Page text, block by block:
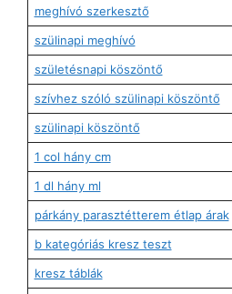
meghívó szerkesztő
szülinapi meghívó
születésnapi köszöntő
szívhez szóló szülinapi köszöntő
szülinapi köszöntő
1 col hány cm
1 dl hány ml
párkány parasztétterem étlap árak
b kategóriás kresz teszt
kresz táblák